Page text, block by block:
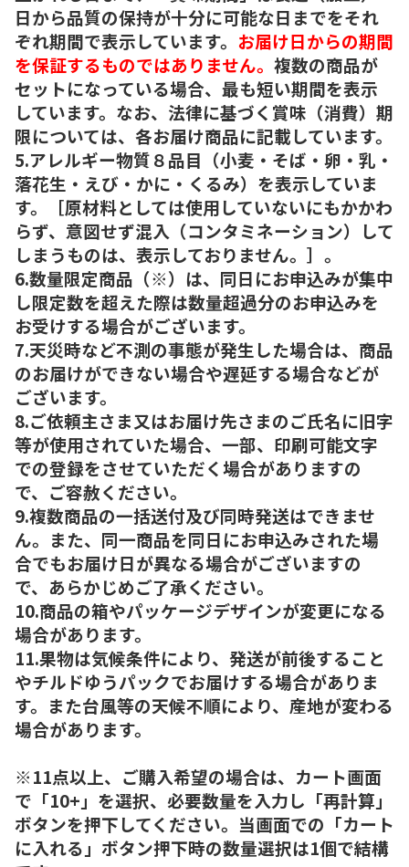
日から品質の保持が十分に可能な日までをそれ
ぞれ期間で表示しています。 お届け日からの期間
を保証するものではありません。 複数の商品が
セットになっている場合、最も短い期間を表示
しています。なお、法律に基づく賞味（消費）期
限については、各お届け商品に記載しています。
5.アレルギー物質８品目（小麦・そば・卵・乳・
落花生・えび・かに・くるみ）を表示していま
す。［原材料としては使用していないにもかかわ
らず、意図せず混入（コンタミネーション）して
しまうものは、表示しておりません。］。
6.数量限定商品（※）は、同日にお申込みが集中
し限定数を超えた際は数量超過分のお申込みを
お受けする場合がございます。
7.天災時など不測の事態が発生した場合は、商品
のお届けができない場合や遅延する場合などが
ございます。
8.ご依頼主さま又はお届け先さまのご氏名に旧字
等が使用されていた場合、一部、印刷可能文字
での登録をさせていただく場合がありますの
で、ご容赦ください。
9.複数商品の一括送付及び同時発送はできませ
ん。また、同一商品を同日にお申込みされた場
合でもお届け日が異なる場合がございますの
で、あらかじめご了承ください。
10.商品の箱やパッケージデザインが変更になる
場合があります。
11.果物は気候条件により、発送が前後すること
やチルドゆうパックでお届けする場合がありま
す。また台風等の天候不順により、産地が変わる
場合があります。
※11点以上、ご購入希望の場合は、カート画面
で「10+」を選択、必要数量を入力し「再計算」
ボタンを押下してください。当画面での「カート
に入れる」ボタン押下時の数量選択は1個で結構